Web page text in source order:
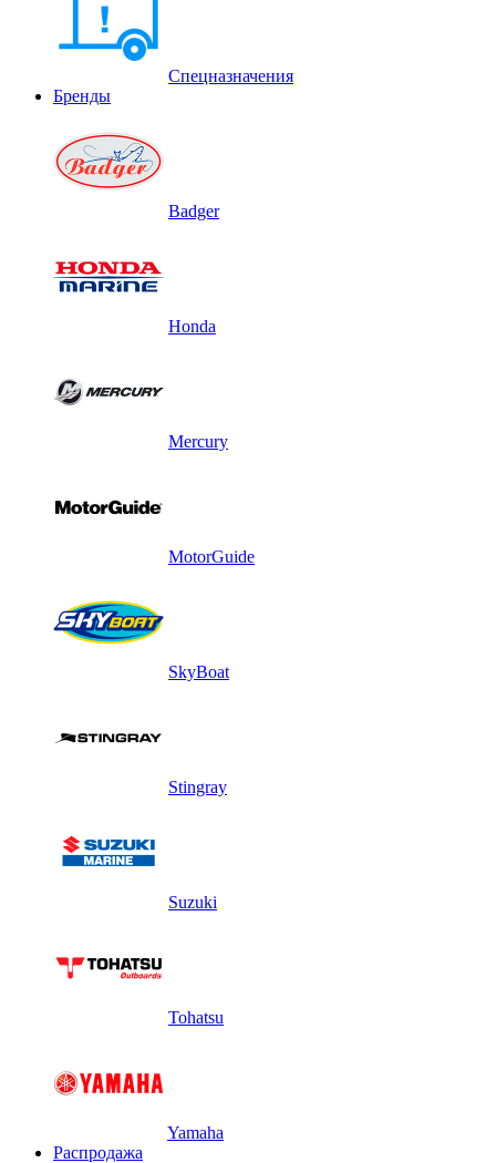
Спецназначения
Бренды
Badger
Honda
Mercury
MotorGuide
SkyBoat
Stingray
Suzuki
Tohatsu
Yamaha
Распродажа